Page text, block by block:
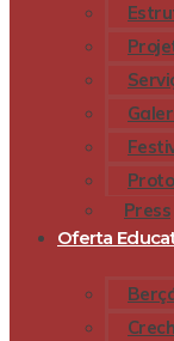
Press
Oferta